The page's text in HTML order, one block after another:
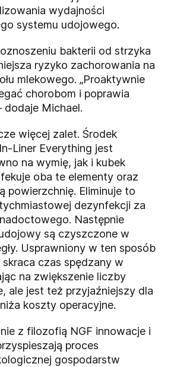
wydajności
systemu udojowego.
bakterii od strzyka
ryzyko zachorowania na
mlekowego. „Proaktywnie
chorobom i poprawia
dodaje Michael.
więcej zalet. Środek
Liner Everything jest
na wymię, jak i kubek
oba te elementy oraz
powierzchnię. Eliminuje to
dezynfekcji za
Następnie
są czyszczone w
Usprawniony w ten sposób
czas spędzany w
na zwiększenie liczby
ale jest też przyjaźniejszy dla
koszty operacyjne.
z filozofią NGF innowacje i
proces
gospodarstw